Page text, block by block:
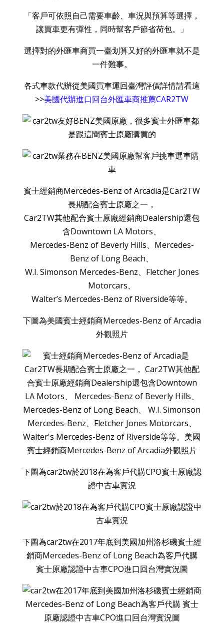
「客戶可依照自己需要車齡、車況與預算等選擇，
讓買車更有彈性，同時幫客戶節省荷包。」
選擇對的外匯車商買一臺划算又好的外匯車就不是
一件難事。
各式車款代辦從美國買車運回臺灣評價詳情請看這
>>美國代辦進口回台外匯車商推薦CAR2TW
賓士經銷商Mercedes-Benz of Arcadia是Car2TW
長期配合賓士原廠之一，
Car2TW其他配合賓士原廠經銷商Dealership還包
含Downtown LA Motors、
Mercedes-Benz of Beverly Hills、Mercedes-
Benz of Long Beach、
W.I. Simonson Mercedes-Benz、Fletcher Jones
Motorcars、
Walter’s Mercedes-Benz of Riverside等等。
下圖為美國賓士經銷商Mercedes-Benz of Arcadia
外觀照片
下圖為car2tw於2018在為客戶代購CPO賓士原廠認
證中古車實況
下圖為car2tw在2017年底到美國加州洛杉磯賓士經
銷商Mercedes-Benz of Long Beach為客戶代購
賓士原廠認證中古車CPO進口回台灣實況圖